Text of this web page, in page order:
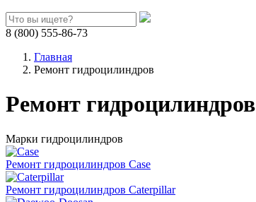
8 (800) 555-86-73
Главная
Ремонт гидроцилиндров
Ремонт гидроцилиндров
Марки гидроцилиндров
Ремонт гидроцилиндров Case
Ремонт гидроцилиндров Caterpillar